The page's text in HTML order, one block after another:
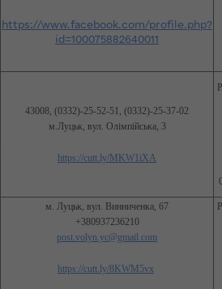
https://www.facebook.com/profile.php?
id=100075882640011
43008, (0332)-25-52-51, (0332)-25-37-02
м.Луцьк, вул. Олімпійська, 3
https://cutt.ly/MKW1iXA
м. Луцьк, вул. Винниченка, 67
+380937236210
post.volyn.yc@gmail.com
https://cutt.ly/8KWM5vx